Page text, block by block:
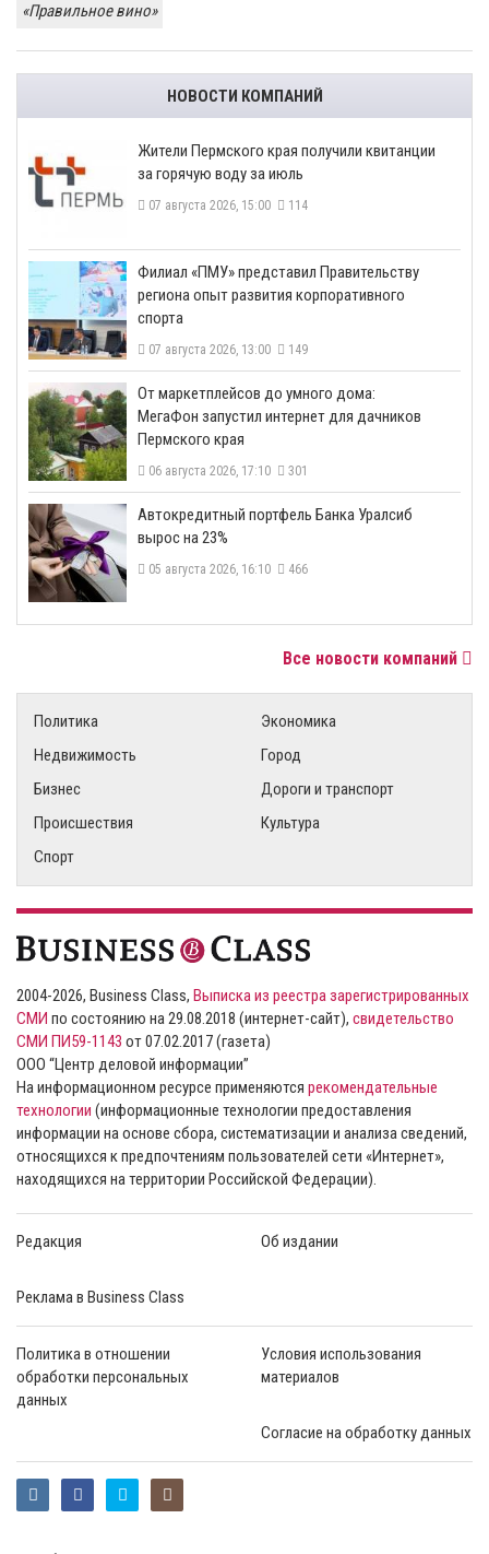
«Правильное вино»
НОВОСТИ КОМПАНИЙ
​Жители Пермского края получили квитанции
за горячую воду за июль
07 августа 2026, 15:00 114
​Филиал «ПМУ» представил Правительству
региона опыт развития корпоративного
спорта
07 августа 2026, 13:00 149
От маркетплейсов до умного дома:
МегаФон запустил интернет для дачников
Пермского края
06 августа 2026, 17:10 301
​Автокредитный портфель Банка Уралсиб
вырос на 23%
05 августа 2026, 16:10 466
Все новости компаний
Политика
Экономика
Недвижимость
Город
Бизнес
Дороги и транспорт
Происшествия
Культура
Спорт
2004-2026, Business Class, Выписка из реестра зарегистрированных
СМИ по состоянию на 29.08.2018 (интернет-сайт), свидетельство
СМИ ПИ59-1143 от 07.02.2017 (газета)
ООО “Центр деловой информации”
На информационном ресурсе применяются рекомендательные
технологии (информационные технологии предоставления
информации на основе сбора, систематизации и анализа сведений,
относящихся к предпочтениям пользователей сети «Интернет»,
находящихся на территории Российской Федерации).
Редакция Об издании
Реклама в Business Class
Политика в отношении
обработки персональных
данных
Условия использования
материалов
Согласие на обработку данных